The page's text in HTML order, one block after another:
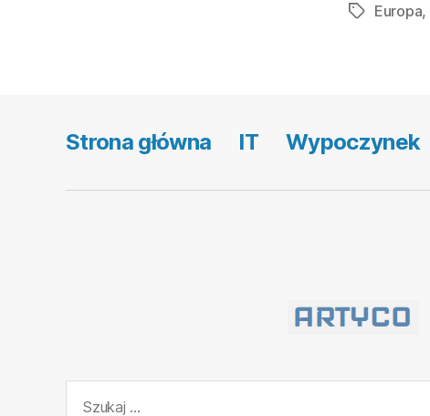
TagiEuropa,
Strona główna IT Wypoczynek